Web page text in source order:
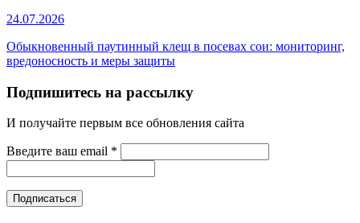
24.07.2026
Обыкновенный паутинный клещ в посевах сои: мониторинг,
вредоносность и меры защиты
Подпишитесь на рассылку
И получайте первым все обновления сайта
Введите ваш email *